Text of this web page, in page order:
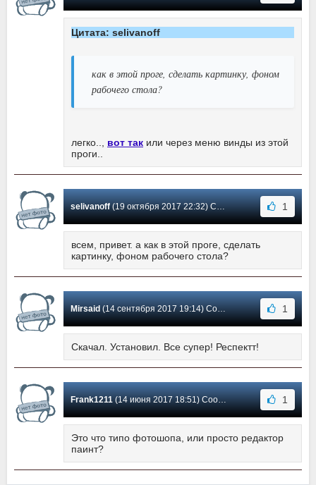
Цитата: selivanoff
как в этой проге, сделать картинку, фоном
рабочего стола?
легко.., вот так или через меню винды из этой
проги..
selivanoff(19 октября 2017 22:32) Сообщение #2 1
всем, привет. а как в этой проге, сделать
картинку, фоном рабочего стола?
Mirsaid(14 сентября 2017 19:14) Сообщение #1 1
Скачал. Установил. Все супер! Респектт!
Frank1211(14 июня 2017 18:51) Сообщение #0 1
Это что типо фотошопа, или просто редактор
паинт?